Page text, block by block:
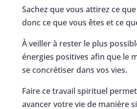
Sachez que vous attirez ce
donc ce que vous êtes et ce
À veiller à rester le plus
énergies positives afin que le
se concrétiser dans vos vies.
Faire ce travail spirituel
avancer votre vie de manière